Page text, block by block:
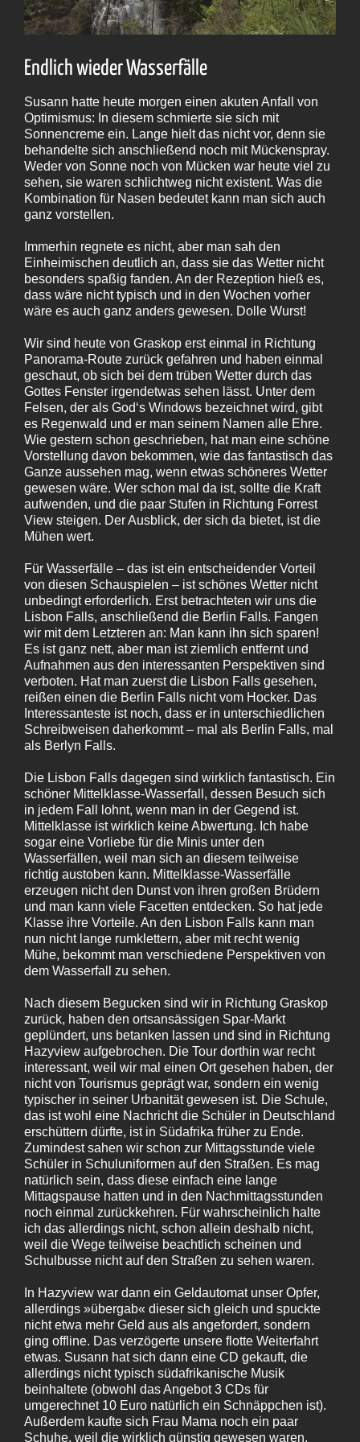
Endlich wieder Wasserfälle
Susann hatte heute morgen einen akuten Anfall von
Optimismus: In diesem schmierte sie sich mit
Sonnencreme ein. Lange hielt das nicht vor, denn sie
behandelte sich anschließend noch mit Mückenspray.
Weder von Sonne noch von Mücken war heute viel zu
sehen, sie waren schlichtweg nicht existent. Was die
Kombination für Nasen bedeutet kann man sich auch
ganz vorstellen.
Immerhin regnete es nicht, aber man sah den
Einheimischen deutlich an, dass sie das Wetter nicht
besonders spaßig fanden. An der Rezeption hieß es,
dass wäre nicht typisch und in den Wochen vorher
wäre es auch ganz anders gewesen. Dolle Wurst!
Wir sind heute von Graskop erst einmal in Richtung
Panorama-Route zurück gefahren und haben einmal
geschaut, ob sich bei dem trüben Wetter durch das
Gottes Fenster irgendetwas sehen lässt. Unter dem
Felsen, der als God‘s Windows bezeichnet wird, gibt
es Regenwald und er man seinem Namen alle Ehre.
Wie gestern schon geschrieben, hat man eine schöne
Vorstellung davon bekommen, wie das fantastisch das
Ganze aussehen mag, wenn etwas schöneres Wetter
gewesen wäre. Wer schon mal da ist, sollte die Kraft
aufwenden, und die paar Stufen in Richtung Forrest
View steigen. Der Ausblick, der sich da bietet, ist die
Mühen wert.
Für Wasserfälle – das ist ein entscheidender Vorteil
von diesen Schauspielen – ist schönes Wetter nicht
unbedingt erforderlich. Erst betrachteten wir uns die
Lisbon Falls, anschließend die Berlin Falls. Fangen
wir mit dem Letzteren an: Man kann ihn sich sparen!
Es ist ganz nett, aber man ist ziemlich entfernt und
Aufnahmen aus den interessanten Perspektiven sind
verboten. Hat man zuerst die Lisbon Falls gesehen,
reißen einen die Berlin Falls nicht vom Hocker. Das
Interessanteste ist noch, dass er in unterschiedlichen
Schreibweisen daherkommt – mal als Berlin Falls, mal
als Berlyn Falls.
Die Lisbon Falls dagegen sind wirklich fantastisch. Ein
schöner Mittelklasse-Wasserfall, dessen Besuch sich
in jedem Fall lohnt, wenn man in der Gegend ist.
Mittelklasse ist wirklich keine Abwertung. Ich habe
sogar eine Vorliebe für die Minis unter den
Wasserfällen, weil man sich an diesem teilweise
richtig austoben kann. Mittelklasse-Wasserfälle
erzeugen nicht den Dunst von ihren großen Brüdern
und man kann viele Facetten entdecken. So hat jede
Klasse ihre Vorteile. An den Lisbon Falls kann man
nun nicht lange rumklettern, aber mit recht wenig
Mühe, bekommt man verschiedene Perspektiven von
dem Wasserfall zu sehen.
Nach diesem Begucken sind wir in Richtung Graskop
zurück, haben den ortsansässigen Spar-Markt
geplündert, uns betanken lassen und sind in Richtung
Hazyview aufgebrochen. Die Tour dorthin war recht
interessant, weil wir mal einen Ort gesehen haben, der
nicht von Tourismus geprägt war, sondern ein wenig
typischer in seiner Urbanität gewesen ist. Die Schule,
das ist wohl eine Nachricht die Schüler in Deutschland
erschüttern dürfte, ist in Südafrika früher zu Ende.
Zumindest sahen wir schon zur Mittagsstunde viele
Schüler in Schuluniformen auf den Straßen. Es mag
natürlich sein, dass diese einfach eine lange
Mittagspause hatten und in den Nachmittagsstunden
noch einmal zurückkehren. Für wahrscheinlich halte
ich das allerdings nicht, schon allein deshalb nicht,
weil die Wege teilweise beachtlich scheinen und
Schulbusse nicht auf den Straßen zu sehen waren.
In Hazyview war dann ein Geldautomat unser Opfer,
allerdings »übergab« dieser sich gleich und spuckte
nicht etwa mehr Geld aus als angefordert, sondern
ging offline. Das verzögerte unsere flotte Weiterfahrt
etwas. Susann hat sich dann eine CD gekauft, die
allerdings nicht typisch südafrikanische Musik
beinhaltete (obwohl das Angebot 3 CDs für
umgerechnet 10 Euro natürlich ein Schnäppchen ist).
Außerdem kaufte sich Frau Mama noch ein paar
Schuhe, weil die wirklich günstig gewesen waren.